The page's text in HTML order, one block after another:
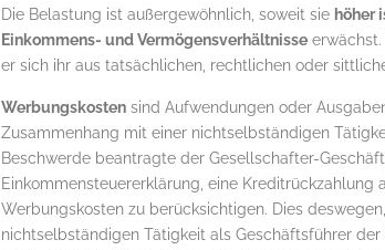
Die Belastung ist außergewöhnlich, soweit sie höher
Einkommens- und Vermögensverhältnisse
er sich ihr aus tatsächlichen, rechtlichen oder
Werbungskosten sind Aufwendungen oder
Zusammenhang mit einer nichtselbständigen
Beschwerde beantragte der Gesellschafter-
Einkommensteuererklärung, eine
Werbungskosten zu berücksichtigen. Dies
nichtselbständigen Tätigkeit als Geschäftsführer